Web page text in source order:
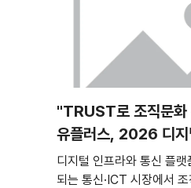
"TRUST로 조직문
유플러스, 2026 디지
디지털 인프라와 통신 플
되는 통신·ICT 시장에서